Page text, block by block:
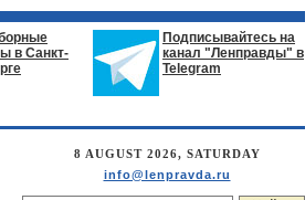
в Санкт-
Подписывайтесь на
канал "Ленправды" в
Telegram
8 AUGUST 2026, SATURDAY
info@lenpravda.ru